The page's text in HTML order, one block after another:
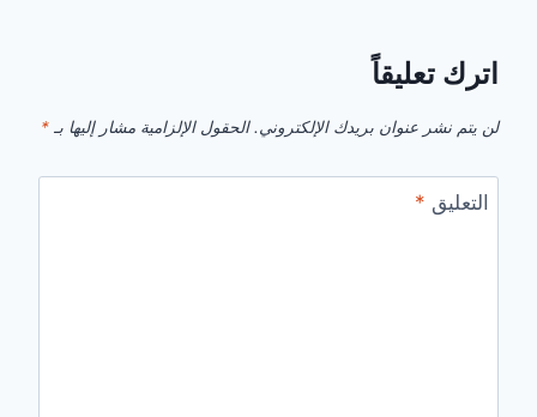
اترك تعليقاً
لن يتم نشر عنوان بريدك الإلكتروني. الحقول الإلزامية مشار إليها بـ *
التعليق *